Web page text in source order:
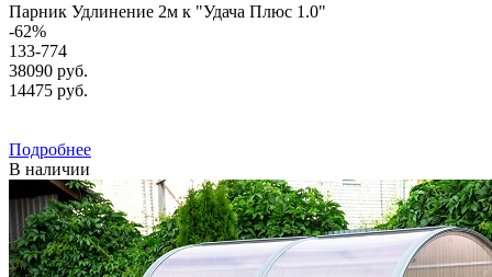
Парник Удлинение 2м к "Удача Плюс 1.0"
-62%
133-774
38090 руб.
14475 руб.
Подробнее
В наличии